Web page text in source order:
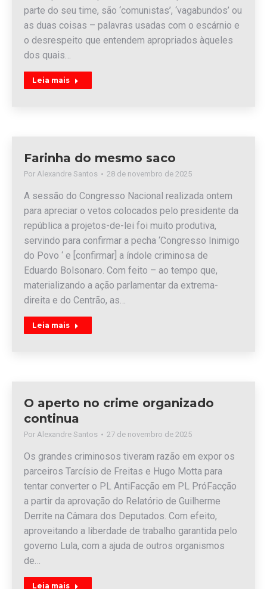
parte do seu time, são ‘comunistas’, ‘vagabundos’ ou
as duas coisas – palavras usadas com o escárnio e
o desrespeito que entendem apropriados àqueles
dos quais…
Leia mais
Farinha do mesmo saco
Por Alexandre Santos 28 de novembro de 2025
A sessão do Congresso Nacional realizada ontem
para apreciar o vetos colocados pelo presidente da
república a projetos-de-lei foi muito produtiva,
servindo para confirmar a pecha ‘Congresso Inimigo
do Povo ‘ e [confirmar] a índole criminosa de
Eduardo Bolsonaro. Com feito – ao tempo que,
materializando a ação parlamentar da extrema-
direita e do Centrão, as…
Leia mais
O aperto no crime organizado
continua
Por Alexandre Santos 27 de novembro de 2025
Os grandes criminosos tiveram razão em expor os
parceiros Tarcísio de Freitas e Hugo Motta para
tentar converter o PL AntiFacção em PL PróFacção
a partir da aprovação do Relatório de Guilherme
Derrite na Câmara dos Deputados. Com efeito,
aproveitando a liberdade de trabalho garantida pelo
governo Lula, com a ajuda de outros organismos
de…
Leia mais